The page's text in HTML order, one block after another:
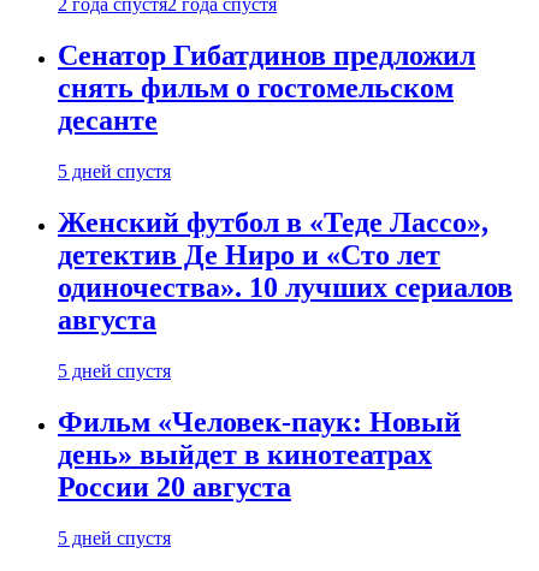
2 года спустя2 года спустя
Сенатор Гибатдинов предложил
снять фильм о гостомельском
десанте
5 дней спустя
Женский футбол в «Теде Лассо»,
детектив Де Ниро и «Сто лет
одиночества». 10 лучших сериалов
августа
5 дней спустя
Фильм «Человек-паук: Новый
день» выйдет в кинотеатрах
России 20 августа
5 дней спустя